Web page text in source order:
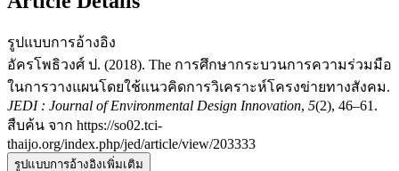
รูปแบบการอ้างอิง
อัครโพธิวงศ์ ป. (2018). The การศึกษากระบวนการความร่วมมือ
ในการวางแผนโดยใช้แนวคิดการวิเคราะห์โครงข่ายทางสังคม.
JEDI : Journal of Environmental Design Innovation, 5(2), 46–61.
สืบค้น จาก https://so02.tci-
thaijo.org/index.php/jed/article/view/203333
รูปแบบการอ้างอิงเพิ่มเติม